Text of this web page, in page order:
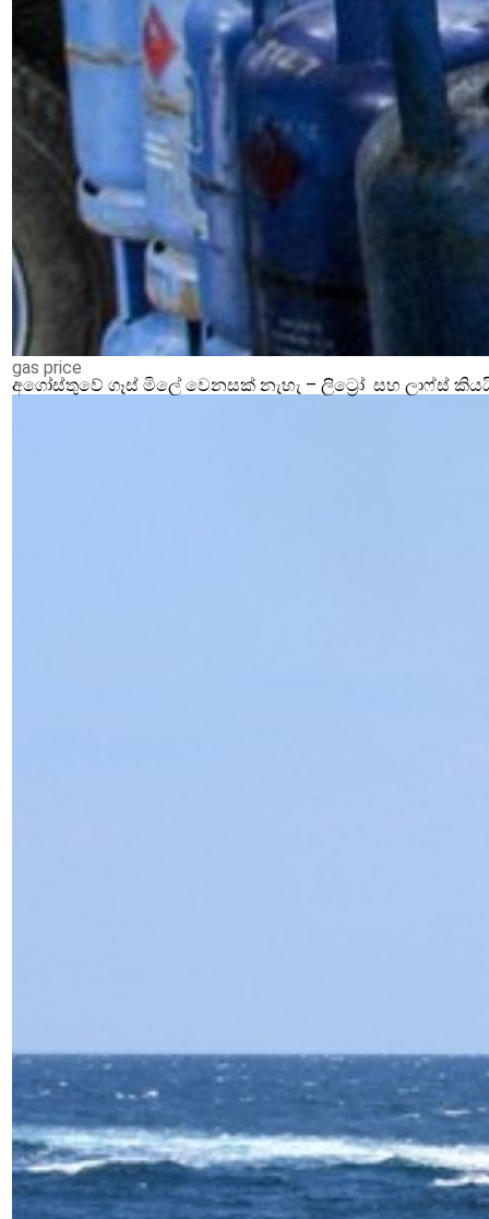
gas price
අගෝස්තුවේ ගෑස් මිලේ වෙනසක් නැහැ – ලිට්‍රෝ සහ ලාෆ්ස්